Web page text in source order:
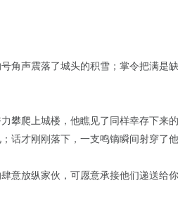
角声震落了城头的积雪；掌令把满是
攀爬上城楼，他瞧见了同样幸存下来
才刚刚落下，一支鸣镝瞬间射穿了
意放纵家伙，可愿意承接他们递送给